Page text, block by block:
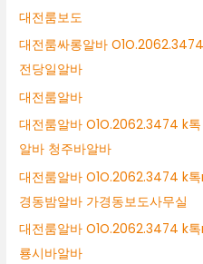
대전룸보도
대전룸싸롱알바
전당일알바
대전룸알바
대전룸알바 O1O.2062.3474 k
알바 청주바알바
대전룸알바 O1O.2062.3474 k
경동밤알바 가경동보도사무실
대전룸알바 O1O.2062.3474 k
룡시바알바